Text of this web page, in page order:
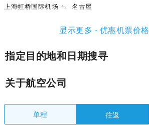
上海虹桥国际机场 名古屋
显示更多 - 优惠机票价格
指定目的地和日期搜寻
关于航空公司
单程 往返